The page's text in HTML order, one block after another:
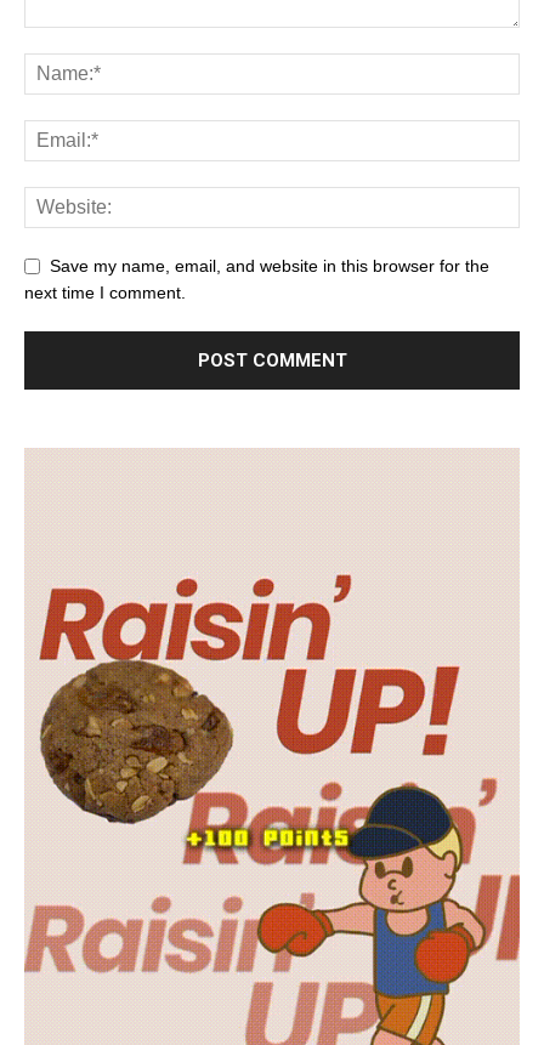
Save my name, email, and website in this browser for the
next time I comment.